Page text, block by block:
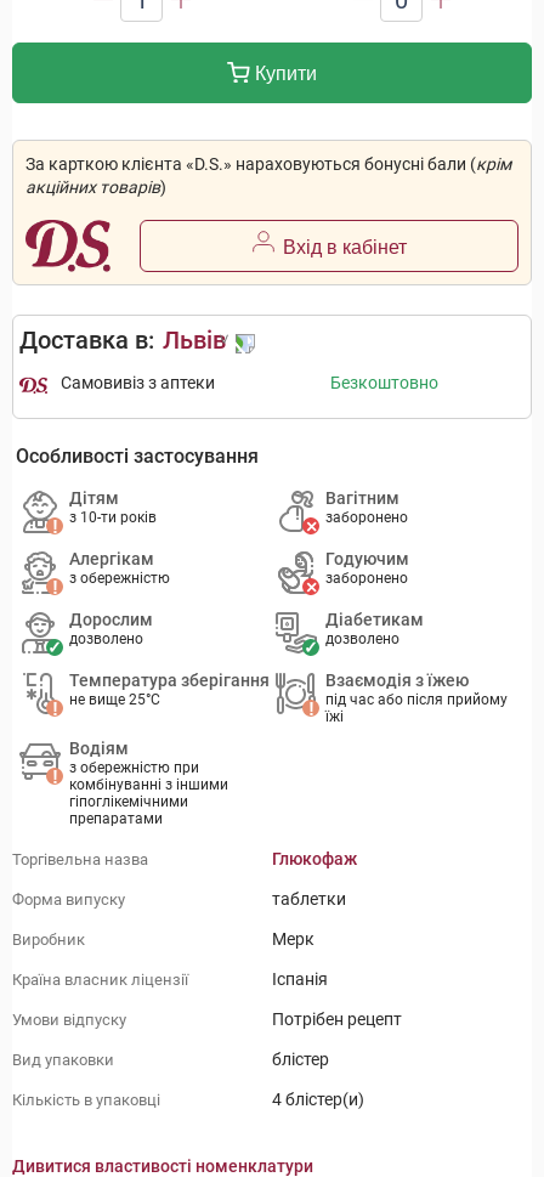
Купити
За карткою клієнта «D.S.» нараховуються бонусні бали (крім
акційних товарів)
Вхід в кабінет
Доставка в: Львів
Самовивіз з аптеки Безкоштовно
Особливості застосування
Дітям
з 10-ти років
Вагітним
заборонено
Алергікам
з обережністю
Годуючим
заборонено
Дорослим
дозволено
Діабетикам
дозволено
Температура зберігання
не вище 25°C
Взаємодія з їжею
під час або після прийому
їжі
Водіям
з обережністю при
комбінуванні з іншими
гіпоглікемічними
препаратами
Торгівельна назва Глюкофаж
Форма випуску таблетки
Виробник Мерк
Країна власник ліцензії Іспанія
Умови відпуску Потрібен рецепт
Вид упаковки блістер
Кількість в упаковці 4 блістер(и)
Дивитися властивості номенклатури